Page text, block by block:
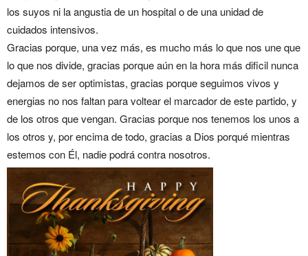
los suyos ni la angustia de un hospital o de una unidad de
cuidados intensivos.
Gracias porque, una vez más, es mucho más lo que nos une que
lo que nos divide, gracias porque aún en la hora más dificil nunca
dejamos de ser optimistas, gracias porque seguimos vivos y
energias no nos faltan para voltear el marcador de este partido, y
de los otros que vengan. Gracias porque nos tenemos los unos a
los otros y, por encima de todo, gracias a Dios porqué mientras
estemos con Él, nadie podrá contra nosotros.